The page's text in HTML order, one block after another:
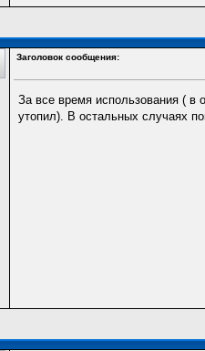
Заголовок сообщения:
За все время использования ( в
утопил). В остальных случаях